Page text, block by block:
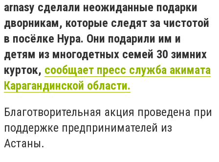
arnasy сделали неожиданные подарки
дворникам, которые следят за чистотой
в посёлке Нура. Они подарили им и
детям из многодетных семей 30 зимних
курток, сообщает пресс служба акимата
Карагандинской области.
Благотворительная акция проведена при
поддержке предпринимателей из
Астаны.